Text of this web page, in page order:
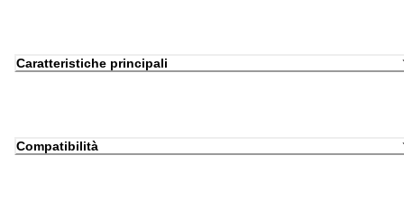
Caratteristiche principali
Compatibilità